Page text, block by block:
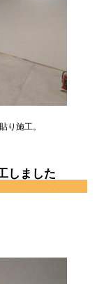
り施工。
しました